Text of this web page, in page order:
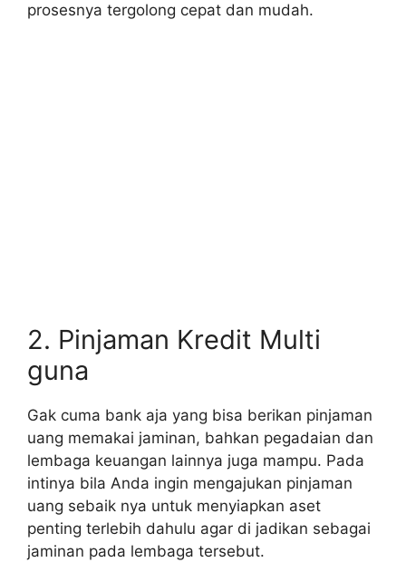
prosesnya tergolong cepat dan mudah.
2. Pinjaman Kredit Multi
guna
Gak cuma bank aja yang bisa berikan pinjaman
uang memakai jaminan, bahkan pegadaian dan
lembaga keuangan lainnya juga mampu. Pada
intinya bila Anda ingin mengajukan pinjaman
uang sebaik nya untuk menyiapkan aset
penting terlebih dahulu agar di jadikan sebagai
jaminan pada lembaga tersebut.